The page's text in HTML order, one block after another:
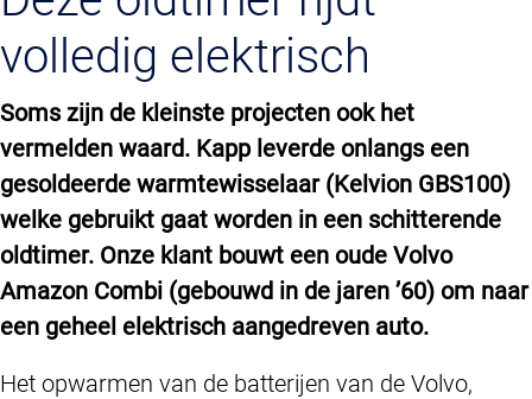
volledig elektrisch
Soms zijn de kleinste projecten ook het
vermelden waard. Kapp leverde onlangs een
gesoldeerde warmtewisselaar (Kelvion GBS100)
welke gebruikt gaat worden in een schitterende
oldtimer. Onze klant bouwt een oude Volvo
Amazon Combi (gebouwd in de jaren ’60) om naar
een geheel elektrisch aangedreven auto.
Het opwarmen van de batterijen van de Volvo,